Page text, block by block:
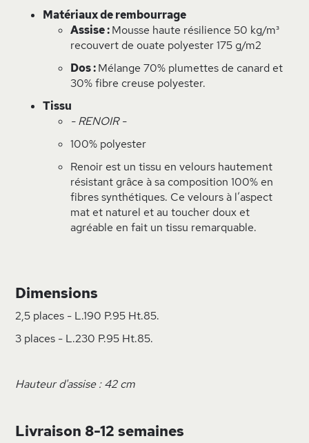
Matériaux de rembourrage
Assise :Mousse haute résilience 50 kg/m³
recouvert de ouate polyester 175 g/m2
Dos :Mélange 70% plumettes de canard et
30% fibre creuse polyester.
Tissu
- RENOIR -
100% polyester
Renoir est un tissu en velours hautement
résistant grâce à sa composition 100% en
fibres synthétiques. Ce velours à l’aspect
mat et naturel et au toucher doux et
agréable en fait un tissu remarquable.
Dimensions
2,5 places - L.190 P.95 Ht.85.
3 places - L.230 P.95 Ht.85.
Hauteur d'assise : 42 cm
Livraison 8-12 semaines